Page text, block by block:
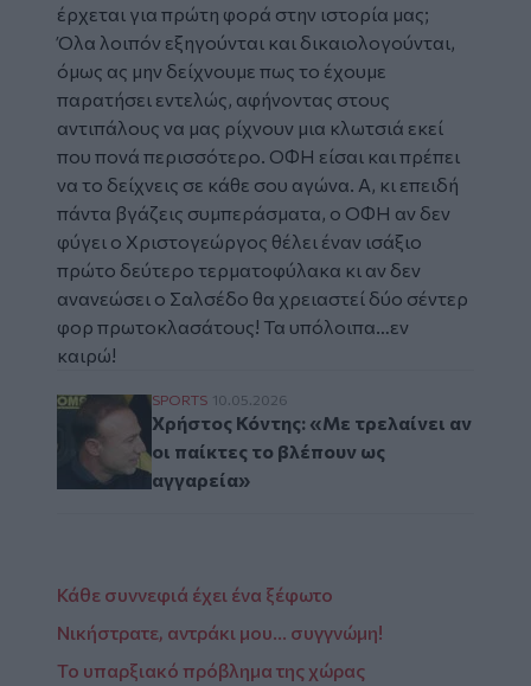
έρχεται για πρώτη φορά στην ιστορία μας;
Όλα λοιπόν εξηγούνται και δικαιολογούνται,
όμως ας μην δείχνουμε πως το έχουμε
παρατήσει εντελώς, αφήνοντας στους
αντιπάλους να μας ρίχνουν μια κλωτσιά εκεί
που πονά περισσότερο. ΟΦΗ είσαι και πρέπει
να το δείχνεις σε κάθε σου αγώνα. Α, κι επειδή
πάντα βγάζεις συμπεράσματα, ο ΟΦΗ αν δεν
φύγει ο Χριστογεώργος θέλει έναν ισάξιο
πρώτο δεύτερο τερματοφύλακα κι αν δεν
ανανεώσει ο Σαλσέδο θα χρειαστεί δύο σέντερ
φορ πρωτοκλασάτους! Τα υπόλοιπα…εν
καιρώ!
Χρήστος Κόντης: «Με τρελαίνει αν οι
SPORTS 10.05.2026
Χρήστος Κόντης: «Με τρελαίνει αν
οι παίκτες το βλέπουν ως
αγγαρεία»
Κάθε συννεφιά έχει ένα ξέφωτο
Νικήστρατε, αντράκι μου… συγγνώμη!
Το υπαρξιακό πρόβλημα της χώρας